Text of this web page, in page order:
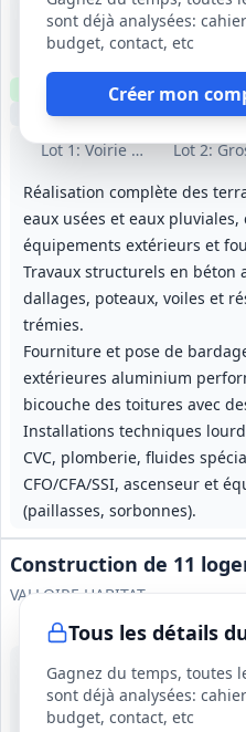
sont déjà analysées:
budget, contact, etc
Créer mon
Lot1: Voirie et réseaux
Lot2:
Réalisation complète des
eaux usées et eaux
équipements extérieurs et
Travaux structurels en béton
dallages, poteaux, voiles et
trémies.
Fourniture et pose de
extérieures aluminium
bicouche des toitures avec
Installations techniques
CVC, plomberie, fluides
CFO/CFA/SSI, ascenseur et
(paillasses, sorbonnes).
Toulouse (31)
13 mois (période de
Clause environnementale
Échantillonsoptionnels
Tous les détails
Gagnez du temps, toutes
sont déjà analysées:
budget, contact, etc
Construction de 11
VALLOIRE HABITAT
24 août 2026
Cernay‑la‑Ville (78)
23 903,42 €